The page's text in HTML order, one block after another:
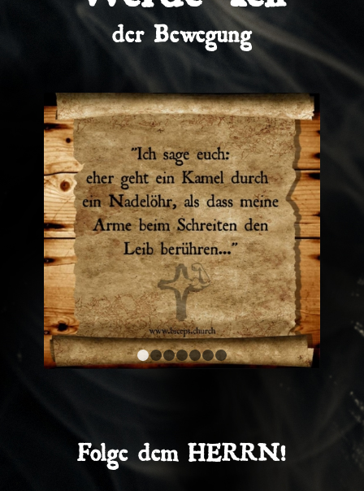
der Bewegung
2 3 4 5 6 7
Folge dem HERRN!